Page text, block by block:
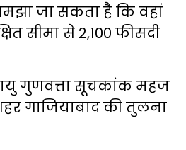
जा सकता है कि वहां
सीमा से 2,100 फीसदी
गुणवत्ता सूचकांक महज
गाजियाबाद की तुलना